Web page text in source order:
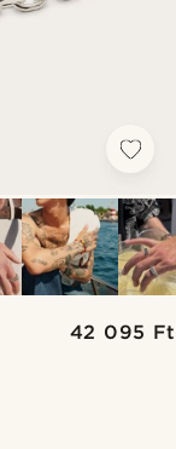
42 095 Ft